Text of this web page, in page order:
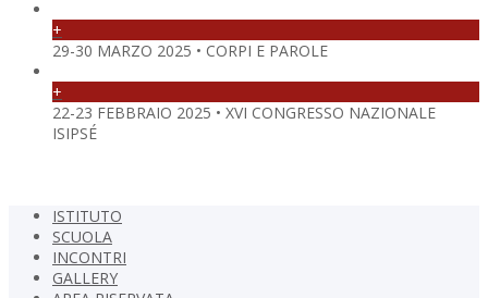
+
29-30 MARZO 2025 • CORPI E PAROLE
+
22-23 FEBBRAIO 2025 • XVI CONGRESSO NAZIONALE
ISIPSÉ
ISTITUTO
SCUOLA
INCONTRI
GALLERY